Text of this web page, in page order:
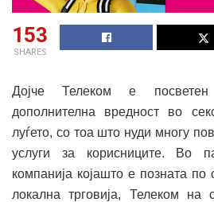
153
SHARES
Дојче Телеком е
дополнителна вредност во
луѓето, со тоа што нуди многу
услуги за корисниците. Во
компанија којашто е позната по
локална трговија, Телеком на